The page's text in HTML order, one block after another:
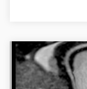
признаки могут